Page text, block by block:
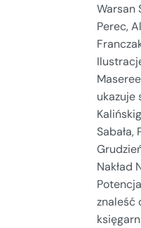
Warsan
Perec,
ukazuje
Sabała,
Nakład
znaleść